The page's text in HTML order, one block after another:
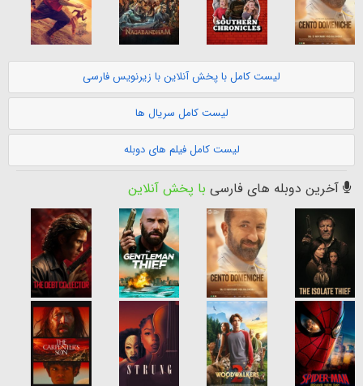
لیست کامل با پخش آنلاین با زیرنویس فارسی
لیست کامل سریال ها
لیست کامل فیلم های دوبله
آخرین دوبله های فارسی با پخش آنلاین